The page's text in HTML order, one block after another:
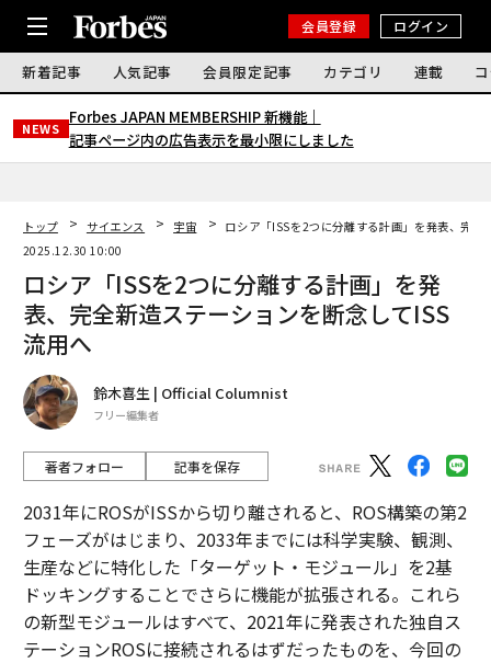
会員登録 ログイン
新着記事 人気記事 会員限定記事 カテゴリ 連載
NEWS
Forbes JAPAN MEMBERSHIP 新機能｜
記事ページ内の広告表示を最小限にしました
トップ サイエンス 宇宙
ロシア「ISSを2つに分離する計画」を発表、完
2025.12.30 10:00
ロシア「ISSを2つに分離する計画」を発
表、完全新造ステーションを断念してISS
流用へ
鈴木喜生 | Official Columnist
フリー編集者
著者フォロー 記事を保存
2031年にROSがISSから切り離されると、ROS構築の第2
フェーズがはじまり、2033年までには科学実験、観測、
生産などに特化した「ターゲット・モジュール」を2基
ドッキングすることでさらに機能が拡張される。これら
の新型モジュールはすべて、2021年に発表された独自ス
テーションROSに接続されるはずだったものを、今回の